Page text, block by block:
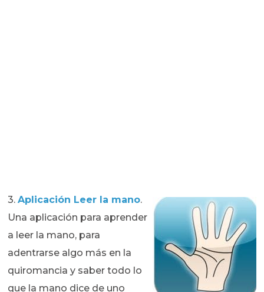
3.Aplicación Leer la mano.
Una aplicación para aprender
a leer la mano, para
adentrarse algo más en la
quiromancia y saber todo lo
que la mano dice de uno